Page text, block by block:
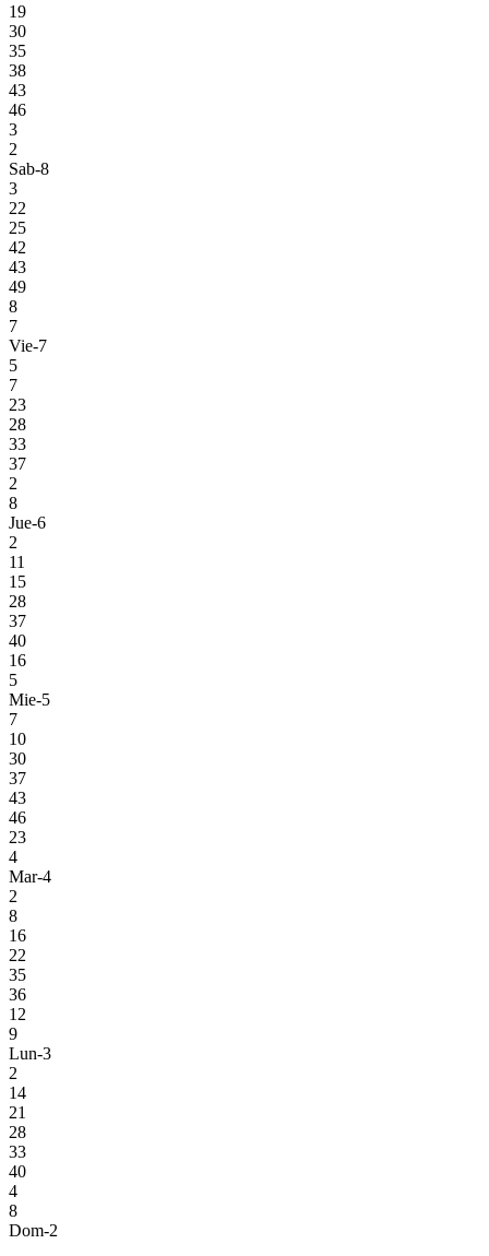
19
30
35
38
43
46
3
2
Sab-8
3
22
25
42
43
49
8
7
Vie-7
5
7
23
28
33
37
2
8
Jue-6
2
11
15
28
37
40
16
5
Mie-5
7
10
30
37
43
46
23
4
Mar-4
2
8
16
22
35
36
12
9
Lun-3
2
14
21
28
33
40
4
8
Dom-2